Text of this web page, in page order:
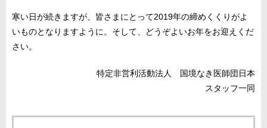
寒い日が続きますが、皆さまにとって2019年の締めくくりがよ
いものとなりますように。そして、どうぞよいお年をお迎えくだ
さい。
特定非営利活動法人 国境なき医師団日本
スタッフ一同